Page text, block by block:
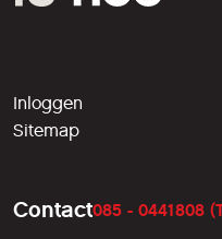
Inloggen
Sitemap
Contact085 - 0441808